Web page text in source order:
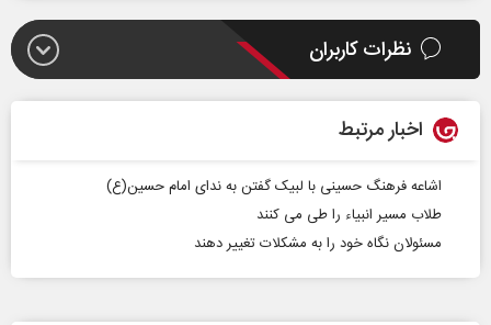
نظرات کاربران
اخبار مرتبط
اشاعه فرهنگ حسینی با لبیک گفتن به ندای امام حسین(ع)
طلاب مسیر انبیاء را طی می کنند
مسئولان نگاه خود را به مشکلات تغییر دهند